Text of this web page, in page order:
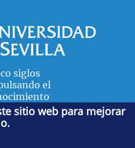
siglos
el
s/n. 41012 Sevilla. Tel.:
sitio web para mejorar